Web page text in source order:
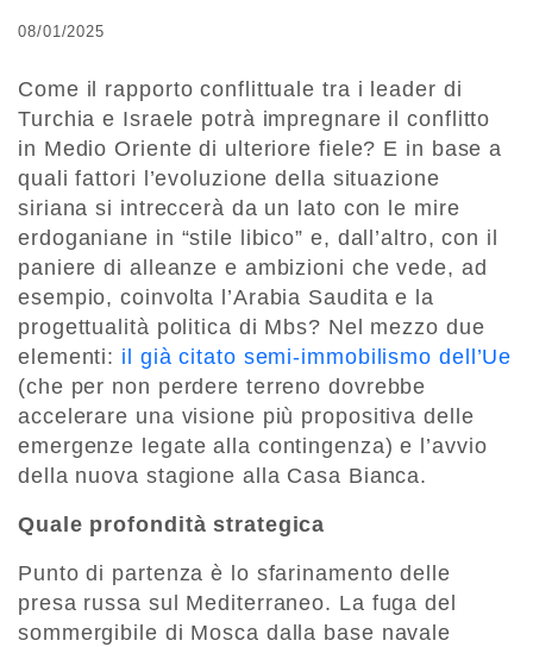
08/01/2025
Come il rapporto conflittuale tra i leader di
Turchia e Israele potrà impregnare il conflitto
in Medio Oriente di ulteriore fiele? E in base a
quali fattori l’evoluzione della situazione
siriana si intreccerà da un lato con le mire
erdoganiane in “stile libico” e, dall’altro, con il
paniere di alleanze e ambizioni che vede, ad
esempio, coinvolta l’Arabia Saudita e la
progettualità politica di Mbs? Nel mezzo due
elementi: il già citato semi-immobilismo dell’Ue
(che per non perdere terreno dovrebbe
accelerare una visione più propositiva delle
emergenze legate alla contingenza) e l’avvio
della nuova stagione alla Casa Bianca.
Quale profondità strategica
Punto di partenza è lo sfarinamento delle
presa russa sul Mediterraneo. La fuga del
sommergibile di Mosca dalla base navale